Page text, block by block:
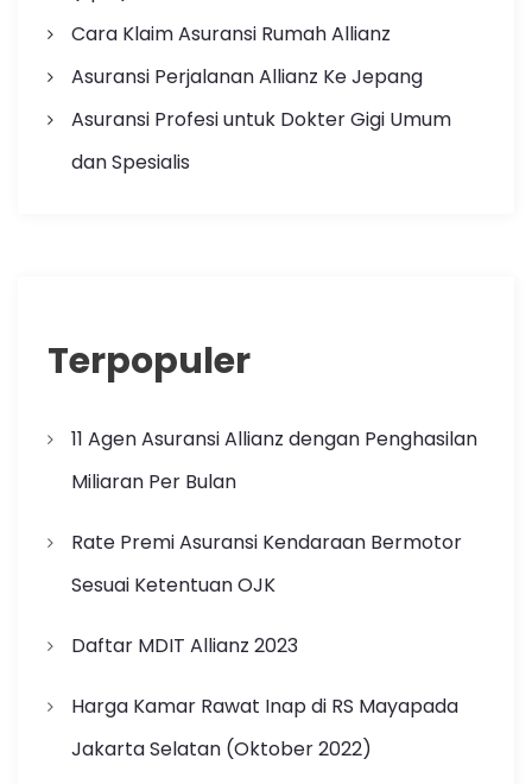
Cara Klaim Asuransi Rumah Allianz
Asuransi Perjalanan Allianz Ke Jepang
Asuransi Profesi untuk Dokter Gigi Umum
dan Spesialis
Terpopuler
11 Agen Asuransi Allianz dengan Penghasilan
Miliaran Per Bulan
Rate Premi Asuransi Kendaraan Bermotor
Sesuai Ketentuan OJK
Daftar MDIT Allianz 2023
Harga Kamar Rawat Inap di RS Mayapada
Jakarta Selatan (Oktober 2022)